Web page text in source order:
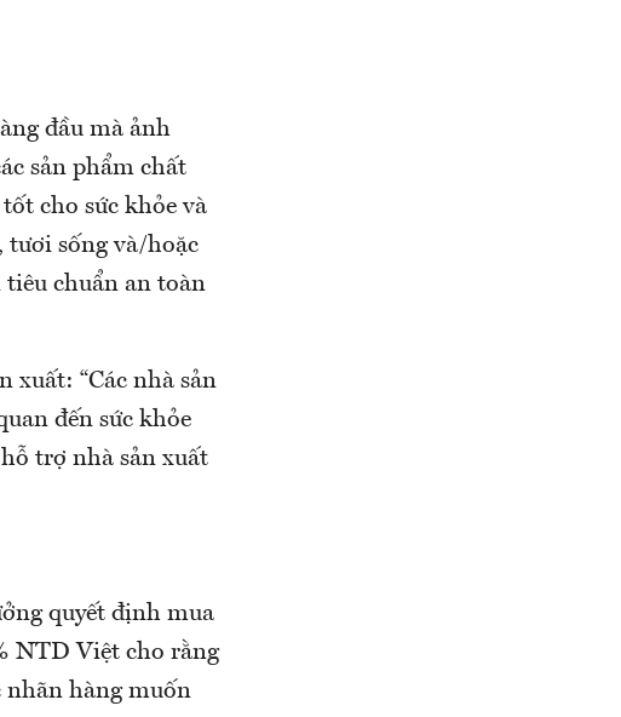
đầu mà ảnh
sản phẩm chất
cho sức khỏe và
tươi sống và/hoặc
chuẩn an toàn
xuất: “Các nhà sản
đến sức khỏe
trợ nhà sản xuất
quyết định mua
NTD Việt cho rằng
nhãn hàng muốn